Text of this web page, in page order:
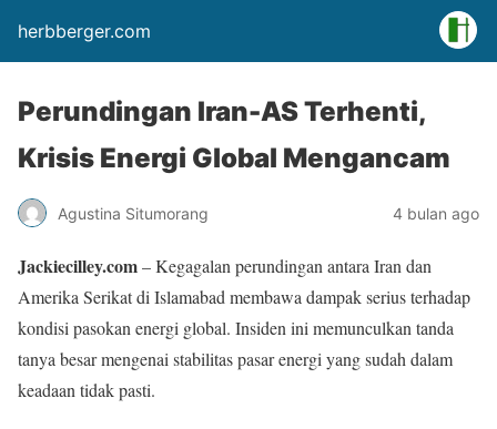
herbberger.com
Perundingan Iran-AS Terhenti,
Krisis Energi Global Mengancam
Agustina Situmorang 4 bulan ago
Jackiecilley.com– Kegagalan perundingan antara Iran dan
Amerika Serikat di Islamabad membawa dampak serius terhadap
kondisi pasokan energi global. Insiden ini memunculkan tanda
tanya besar mengenai stabilitas pasar energi yang sudah dalam
keadaan tidak pasti.